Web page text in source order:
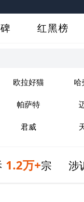
红黑榜
欧拉好猫 哈
帕萨特
君威
1.2万+宗 涉